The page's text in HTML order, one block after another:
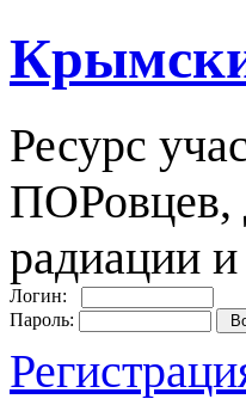
Ресурс
ПОРовцев,
радиации
Логин:
Пароль: